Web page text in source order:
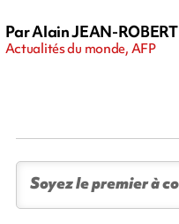
Par Alain JEAN-
Actualités du monde, AFP